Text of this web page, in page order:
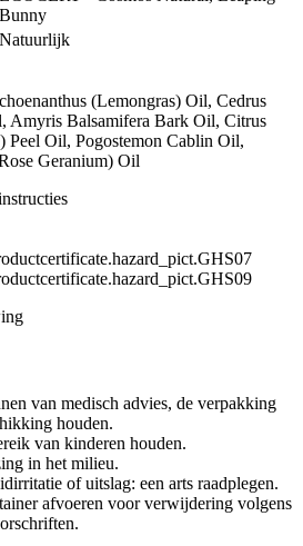
Bunny
Natuurlijk
(Lemongras) Oil, Cedrus
Amyris Balsamifera Bark Oil, Citrus
Peel Oil, Pogostemon Cablin Oil,
Geranium) Oil
van medisch advies, de verpakking
houden.
van kinderen houden.
in het milieu.
of uitslag: een arts raadplegen.
afvoeren voor verwijdering volgens